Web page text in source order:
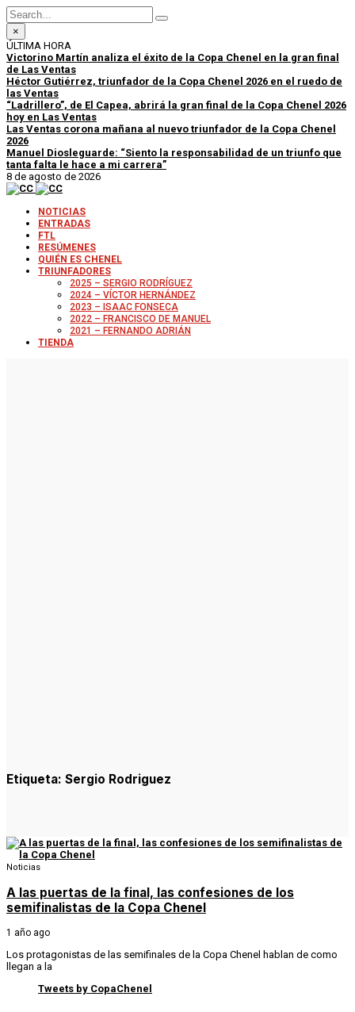
×
ÚLTIMA HORA
Victorino Martín analiza el éxito de la Copa Chenel en la gran final
de Las Ventas
Héctor Gutiérrez, triunfador de la Copa Chenel 2026 en el ruedo de
las Ventas
“Ladrillero”, de El Capea, abrirá la gran final de la Copa Chenel 2026
hoy en Las Ventas
Las Ventas corona mañana al nuevo triunfador de la Copa Chenel
2026
Manuel Diosleguarde: “Siento la responsabilidad de un triunfo que
tanta falta le hace a mi carrera”
8 de agosto de 2026
NOTICIAS
ENTRADAS
FTL
RESÚMENES
QUIÉN ES CHENEL
TRIUNFADORES
2025 – SERGIO RODRÍGUEZ
2024 – VÍCTOR HERNÁNDEZ
2023 – ISAAC FONSECA
2022 – FRANCISCO DE MANUEL
2021 – FERNANDO ADRIÁN
TIENDA
Etiqueta: Sergio Rodriguez
Noticias
A las puertas de la final, las confesiones de los
semifinalistas de la Copa Chenel
1 año ago
Los protagonistas de las semifinales de la Copa Chenel hablan de como
llegan a la
Tweets by CopaChenel